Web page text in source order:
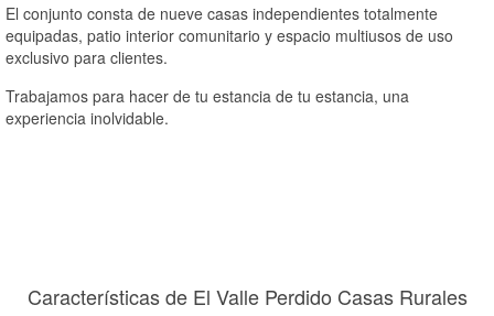
El conjunto consta de nueve casas independientes totalmente
equipadas, patio interior comunitario y espacio multiusos de uso
exclusivo para clientes.
Trabajamos para hacer de tu estancia de tu estancia, una
experiencia inolvidable.
Características de El Valle Perdido Casas Rurales